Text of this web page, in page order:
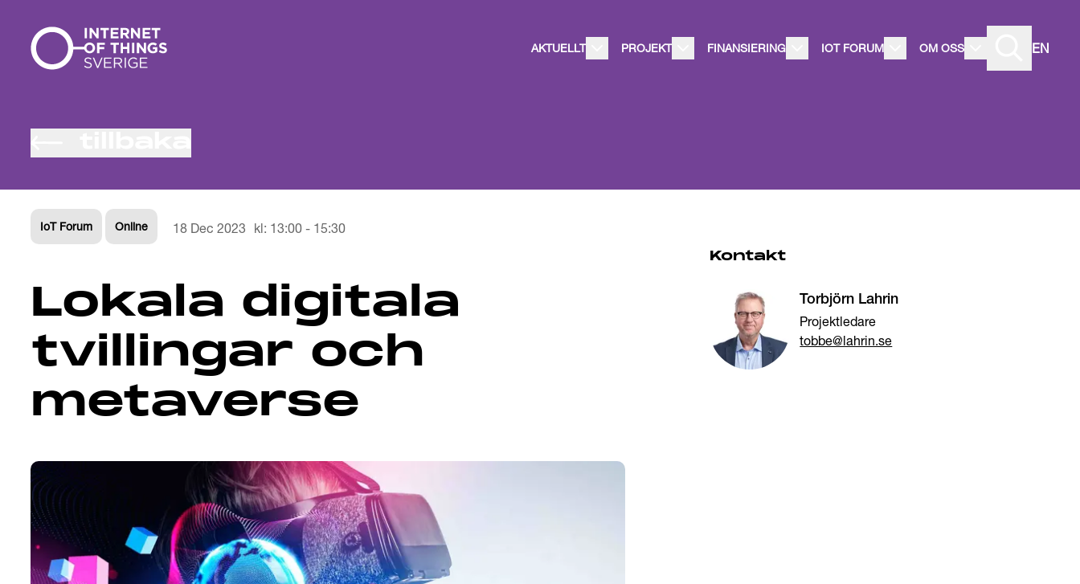
Gå till innehåll
AKTUELLT PROJEKT FINANSIERING IOT FORUM OM OSS EN
IoT Forum Online 18 Dec 2023 kl: 13:00 - 15:30
Lokala digitala
tvillingar och
metaverse
Kontakt
Torbjörn Lahrin
Projektledare
tobbe@lahrin.se